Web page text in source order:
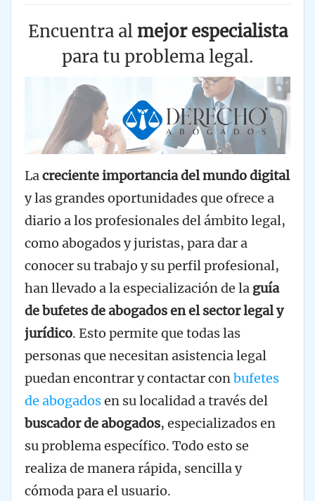
Encuentra almejor especialista
para tu problema legal.
Lacreciente importancia del mundo digital
y las grandes oportunidades que ofrece a
diario a los profesionales del ámbito legal,
como abogados y juristas, para dar a
conocer su trabajo y su perfil profesional,
han llevado a la especialización de la guía
de bufetes de abogados en el sector legal y
jurídico. Esto permite que todas las
personas que necesitan asistencia legal
puedan encontrar y contactar conbufetes
de abogadosen su localidad a través del
buscador de abogados, especializados en
su problema específico. Todo esto se
realiza de manera rápida, sencilla y
cómoda para el usuario.